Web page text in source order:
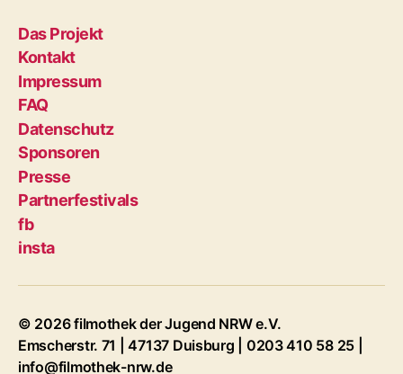
Das Projekt
Kontakt
Impressum
FAQ
Datenschutz
Sponsoren
Presse
Partnerfestivals
fb
insta
© 2026 filmothek der Jugend NRW e.V.
Emscherstr. 71 | 47137 Duisburg | 0203 410 58 25 |
info@filmothek-nrw.de